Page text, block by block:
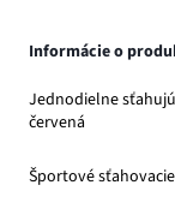
Informácie o
Jednodielne
červená
Športové